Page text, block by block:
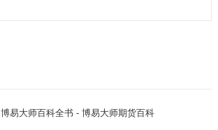
博易大师百科全书 - 博易大师期货百科